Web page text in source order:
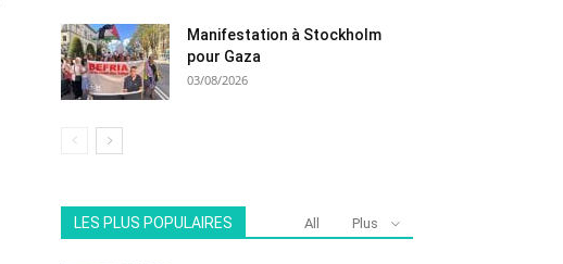
Manifestation à Stockholm
pour Gaza
03/08/2026
LES PLUS POPULAIRES All Plus